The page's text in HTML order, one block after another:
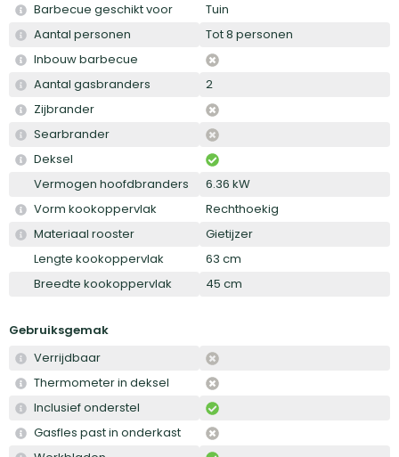
Barbecue geschikt voor
Tuin
Aantal personen
Tot 8 personen
Inbouw barbecue
Aantal gasbranders
2
Zijbrander
Searbrander
Deksel
Vermogen hoofdbranders
6.36 kW
Vorm kookoppervlak
Rechthoekig
Materiaal rooster
Gietijzer
Lengte kookoppervlak
63 cm
Breedte kookoppervlak
45 cm
Gebruiksgemak
Verrijdbaar
Thermometer in deksel
Inclusief onderstel
Gasfles past in onderkast